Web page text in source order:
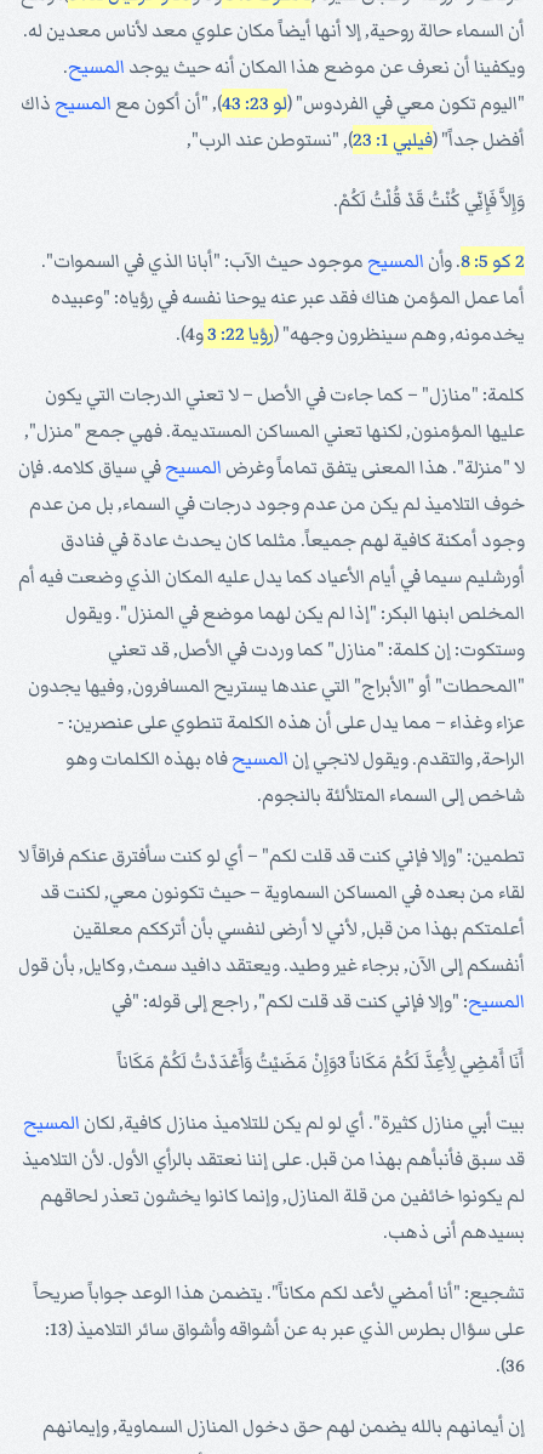
أن السماء حالة روحية, إلا أنها أيضاً مكان علوي معد لأناس معدين له.
ويكفينا أن نعرف عن موضع هذا المكان أنه حيث يوجد المسيح.
"اليوم تكون معي في الفردوس" (لو 23: 43 ), "أن أكون مع المسيح ذاك
أفضل جداً" (فيلبي 1: 23 ), "نستوطن عند الرب",
وَإِلاَّ فَإِنِّي كُنْتُ قَدْ قُلْتُ لَكُمْ.
2 كو 5: 8 . وأن المسيحموجود حيث الآب: "أبانا الذي في السموات".
أما عمل المؤمن هناك فقد عبر عنه يوحنا نفسه في رؤياه: "وعبيده
يخدمونه, وهم سينظرون وجهه" (رؤيا 22: 3 و4).
كلمة: "منازل" – كما جاءت في الأصل – لا تعني الدرجات التي يكون
عليها المؤمنون, لكنها تعني المساكن المستديمة. فهي جمع "منزل",
لا "منزلة". هذا المعنى يتفق تماماً وغرض المسيحفي سياق كلامه. فإن
خوف التلاميذ لم يكن من عدم وجود درجات في السماء, بل من عدم
وجود أمكنة كافية لهم جميعاً. مثلما كان يحدث عادة في فنادق
أورشليم سيما في أيام الأعياد كما يدل عليه المكان الذي وضعت فيه أم
المخلص ابنها البكر: "إذا لم يكن لهما موضع في المنزل". ويقول
وستكوت: إن كلمة: "منازل" كما وردت في الأصل, قد تعني
"المحطات" أو "الأبراج" التي عندها يستريح المسافرون, وفيها يجدون
عزاء وغذاء – مما يدل على أن هذه الكلمة تنطوي على عنصرين: -
الراحة, والتقدم. ويقول لانجي إن المسيحفاه بهذه الكلمات وهو
شاخص إلى السماء المتلألئة بالنجوم.
تطمين: "وإلا فإني كنت قد قلت لكم" – أي لو كنت سأفترق عنكم فراقاً لا
لقاء من بعده في المساكن السماوية – حيث تكونون معي, لكنت قد
أعلمتكم بهذا من قبل, لأني لا أرضى لنفسي بأن أترككم معلقين
أنفسكم إلى الآن, برجاء غير وطيد. ويعتقد دافيد سمث, وكايل, بأن قول
المسيح: "وإلا فإني كنت قد قلت لكم", راجع إلى قوله: "في
أَنَا أَمْضِي لِأُعِدَّ لَكُمْ مَكَاناً 3وَإِنْ مَضَيْتُ وَأَعْدَدْتُ لَكُمْ مَكَاناً
بيت أبي منازل كثيرة". أي لو لم يكن للتلاميذ منازل كافية, لكان المسيح
قد سبق فأنبأهم بهذا من قبل. على إننا نعتقد بالرأي الأول. لأن التلاميذ
لم يكونوا خائفين من قلة المنازل, وإنما كانوا يخشون تعذر لحاقهم
بسيدهم أنى ذهب.
تشجيع: "أنا أمضي لأعد لكم مكاناً". يتضمن هذا الوعد جواباً صريحاً
على سؤال بطرس الذي عبر به عن أشواقه وأشواق سائر التلاميذ (13:
36).
إن أيمانهم بالله يضمن لهم حق دخول المنازل السماوية, وإيمانهم